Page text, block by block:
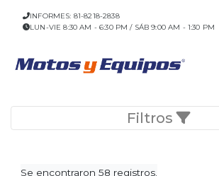
INFORMES: 81-8218-2838
LUN-VIE 8:30 AM - 6:30 PM / SÁB 9:00 AM - 1:30 PM
Filtros
Se encontraron 58 registros.